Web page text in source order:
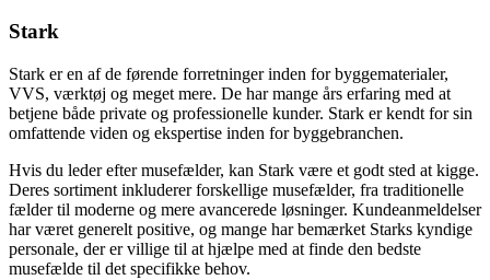
Stark
Stark er en af de førende forretninger inden for byggematerialer,
VVS, værktøj og meget mere. De har mange års erfaring med at
betjene både private og professionelle kunder. Stark er kendt for sin
omfattende viden og ekspertise inden for byggebranchen.
Hvis du leder efter musefælder, kan Stark være et godt sted at kigge.
Deres sortiment inkluderer forskellige musefælder, fra traditionelle
fælder til moderne og mere avancerede løsninger. Kundeanmeldelser
har været generelt positive, og mange har bemærket Starks kyndige
personale, der er villige til at hjælpe med at finde den bedste
musefælde til det specifikke behov.